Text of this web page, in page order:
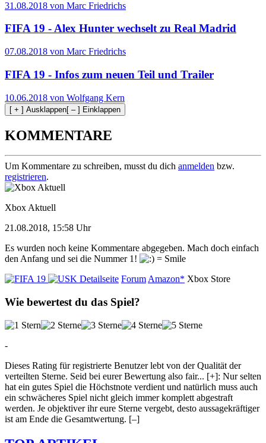
31.08.2018 von Marc Friedrichs
FIFA 19 - Alex Hunter wechselt zu Real Madrid
07.08.2018 von Marc Friedrichs
FIFA 19 - Infos zum neuen Teil und Trailer
10.06.2018 von Wolfgang Kern
[ + ] Ausklappen[ – ] Einklappen
KOMMENTARE
Um Kommentare zu schreiben, musst du dich anmelden bzw.
registrieren.
Xbox Aktuell
21.08.2018, 15:58 Uhr
Es wurden noch keine Kommentare abgegeben. Mach doch einfach
den Anfang und sei die Nummer 1!
Detailseite ForumAmazon* Xbox Store
Wie bewertest du das Spiel?
-
Dieses Rating für registrierte Benutzer lebt von der Qualität der
verteilten Sterne. Seid bei eurer Bewertung also fair... [+]: Nur selten
hat ein gutes Spiel die Höchstnote verdient und natürlich muss auch
ein schwächeres Spiel nicht gleich immer komplett abgestraft
werden. Je objektiver ihr eure Sterne vergebt, desto aussagekräftiger
ist am Ende die Gesamtwertung. [–]